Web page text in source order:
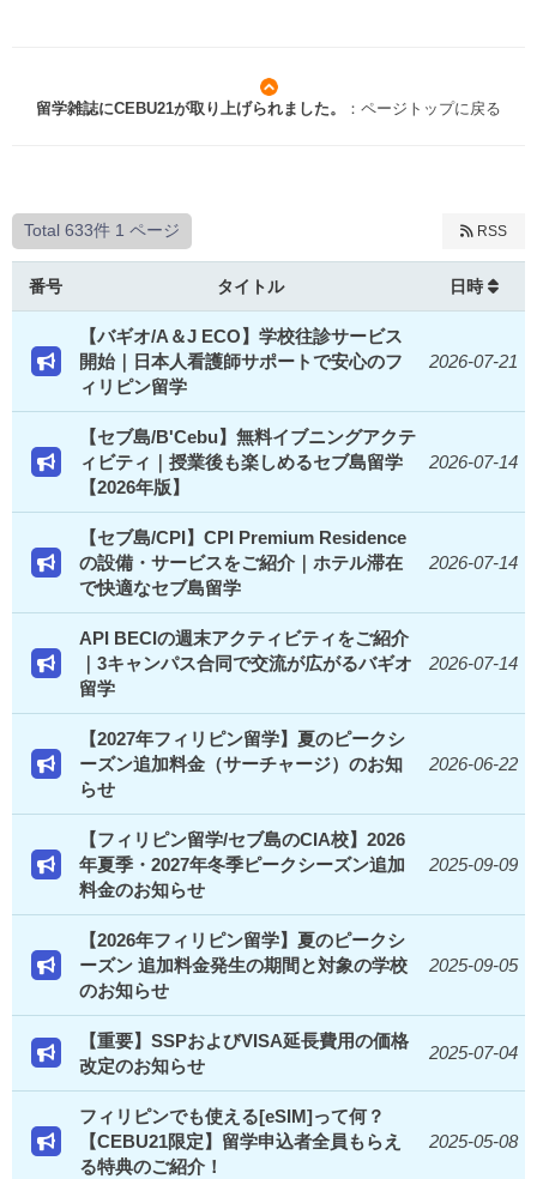
留学雑誌にCEBU21が取り上げられました。 ：ページトップに戻る
Total 633件 1 ページ RSS
番号 タイトル 日時
【バギオ/A＆J ECO】学校往診サービス
開始｜日本人看護師サポートで安心のフ
ィリピン留学
2026-07-21
【セブ島/B'Cebu】無料イブニングアクテ
ィビティ｜授業後も楽しめるセブ島留学
【2026年版】
2026-07-14
【セブ島/CPI】CPI Premium Residence
の設備・サービスをご紹介｜ホテル滞在
で快適なセブ島留学
2026-07-14
API BECIの週末アクティビティをご紹介
｜3キャンパス合同で交流が広がるバギオ
留学
2026-07-14
【2027年フィリピン留学】夏のピークシ
ーズン追加料金（サーチャージ）のお知
らせ
2026-06-22
【フィリピン留学/セブ島のCIA校】2026
年夏季・2027年冬季ピークシーズン追加
料金のお知らせ
2025-09-09
【2026年フィリピン留学】夏のピークシ
ーズン 追加料金発生の期間と対象の学校
のお知らせ
2025-09-05
【重要】SSPおよびVISA延長費用の価格
改定のお知らせ
2025-07-04
フィリピンでも使える[eSIM]って何？
【CEBU21限定】留学申込者全員もらえ
る特典のご紹介！
2025-05-08